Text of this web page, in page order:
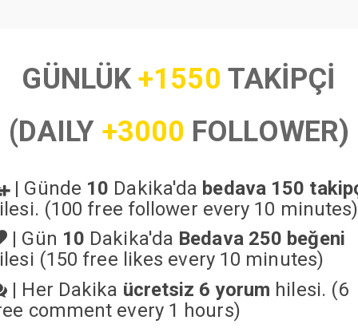
GÜNLÜK+1550 TAKİPÇİ
(DAILY +3000 FOLLOWER)
| Günde 10 Dakika'da bedava 150
(100 free follower every 10 minutes)
| Gün 10 Dakika'da Bedava 250 beğeni
(150 free likes every 10 minutes)
| Her Dakika ücretsiz 6 yorum hilesi. (6
comment every 1 hours)